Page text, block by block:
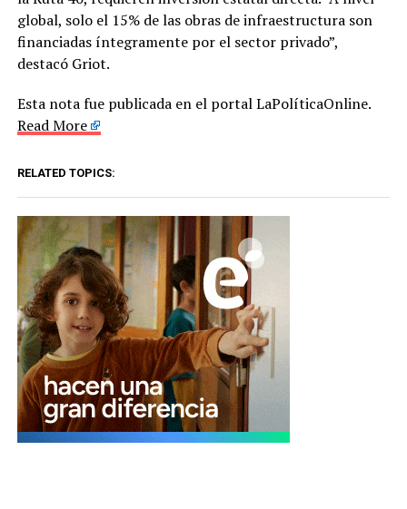
global, solo el 15% de las obras de infraestructura son
financiadas íntegramente por el sector privado”,
destacó Griot.
Esta nota fue publicada en el portal LaPolíticaOnline.
Read More
RELATED TOPICS: